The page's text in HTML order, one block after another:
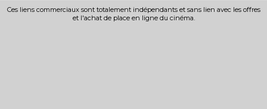
Ces liens commerciaux sont totalement indépendants et sans lien avec les offres
et l'achat de place en ligne du cinéma.